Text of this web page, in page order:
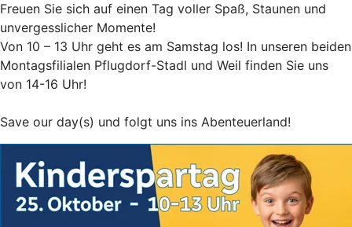
Freuen Sie sich auf einen Tag voller Spaß, Staunen und
unvergesslicher Momente!
Von 10 – 13 Uhr geht es am Samstag los! In unseren beiden
Montagsfilialen Pflugdorf-Stadl und Weil finden Sie uns
von 14-16 Uhr!
Save our day(s) und folgt uns ins Abenteuerland!